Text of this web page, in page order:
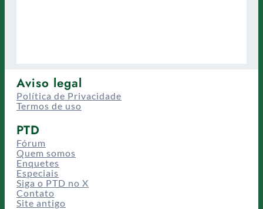
Aviso legal
Política de Privacidade
Termos de uso
PTD
Fórum
Quem somos
Enquetes
Especiais
Siga o PTD no X
Contato
Site antigo